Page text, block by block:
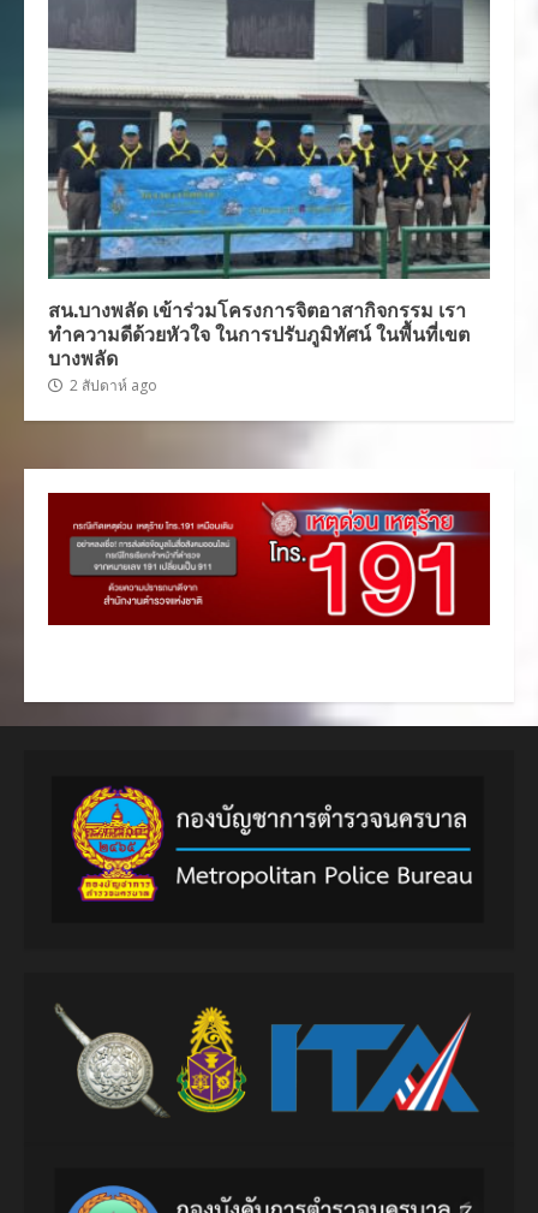
สน.บางพลัด เข้าร่วมโครงการจิตอาสากิจกรรม เรา
ทำความดีด้วยหัวใจ ในการปรับภูมิทัศน์ ในพื้นที่เขต
บางพลัด
2 สัปดาห์ ago